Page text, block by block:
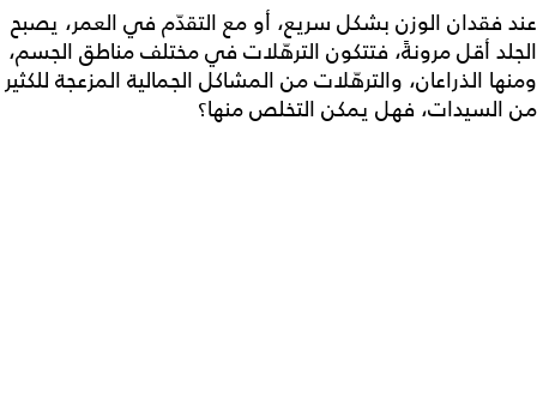
عند فقدان الوزن بشكل سريع، أو مع التقدّم في العمر، يصبح
الجلد أقل مرونةً، فتتكون الترهّلات في مختلف مناطق الجسم،
ومنها الذراعان، والترهّلات من المشاكل الجمالية المزعجة للكثير
من السيدات، فهل يمكن التخلص منها؟